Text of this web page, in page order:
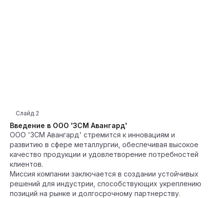
Введение в ООО 'ЗСМ Авангард'
Слайд 2
ООО 'ЗСМ Авангард' стремится к инновациям и
развитию в сфере металлургии, обеспечивая высокое
качество продукции и удовлетворение потребностей
клиентов.
Миссия компании заключается в создании устойчивых
решений для индустрии, способствующих укреплению
позиций на рынке и долгосрочному партнерству.